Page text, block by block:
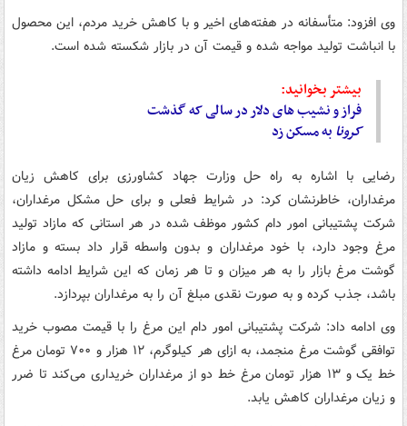
وی افزود: متأسفانه در هفته‌های اخیر و با کاهش خرید مردم، این محصول
با انباشت تولید مواجه شده و قیمت آن در بازار شکسته شده است.
بیشتر بخوانید:
فراز و نشیب های دلار در سالی که گذشت
کرونابه مسکن زد
رضایی با اشاره به راه حل وزارت جهاد کشاورزی برای کاهش زیان
مرغداران، خاطرنشان کرد: در شرایط فعلی و برای حل مشکل مرغداران،
شرکت پشتیبانی امور دام کشور موظف شده در هر استانی که مازاد تولید
مرغ وجود دارد، با خود مرغداران و بدون واسطه قرار داد بسته و مازاد
گوشت مرغ بازار را به هر میزان و تا هر زمان که این شرایط ادامه داشته
باشد، جذب کرده و به صورت نقدی مبلغ آن را به مرغداران بپردازد.
وی ادامه داد: شرکت پشتیبانی امور دام این مرغ را با قیمت مصوب خرید
توافقی گوشت مرغ منجمد، به ازای هر کیلوگرم، ۱۲ هزار و ۷۰۰ تومان مرغ
خط یک و ۱۳ هزار تومان مرغ خط دو از مرغداران خریداری می‌کند تا ضرر
و زیان مرغداران کاهش یابد.